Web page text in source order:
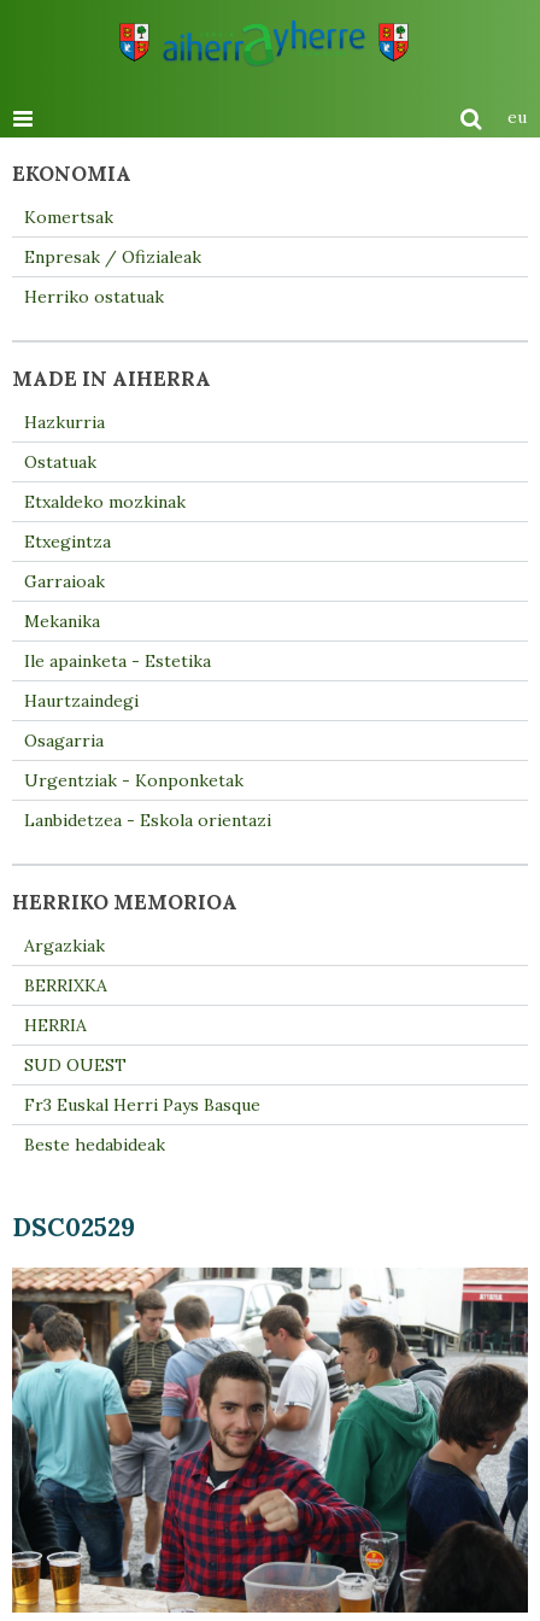
eu
DSC02529
EKONOMIA
Komertsak
Enpresak / Ofizialeak
Herriko ostatuak
MADE IN AIHERRA
Hazkurria
Ostatuak
Etxaldeko mozkinak
Etxegintza
Garraioak
Mekanika
Ile apainketa - Estetika
Haurtzaindegi
Osagarria
Urgentziak - Konponketak
Lanbidetzea - Eskola orientazi
HERRIKO MEMORIOA
Argazkiak
BERRIXKA
HERRIA
SUD OUEST
Fr3 Euskal Herri Pays Basque
Beste hedabideak